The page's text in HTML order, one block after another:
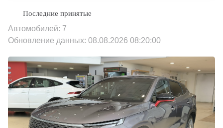
Автомобилей: 7
Обновление данных: 08.08.2026 08:20:00